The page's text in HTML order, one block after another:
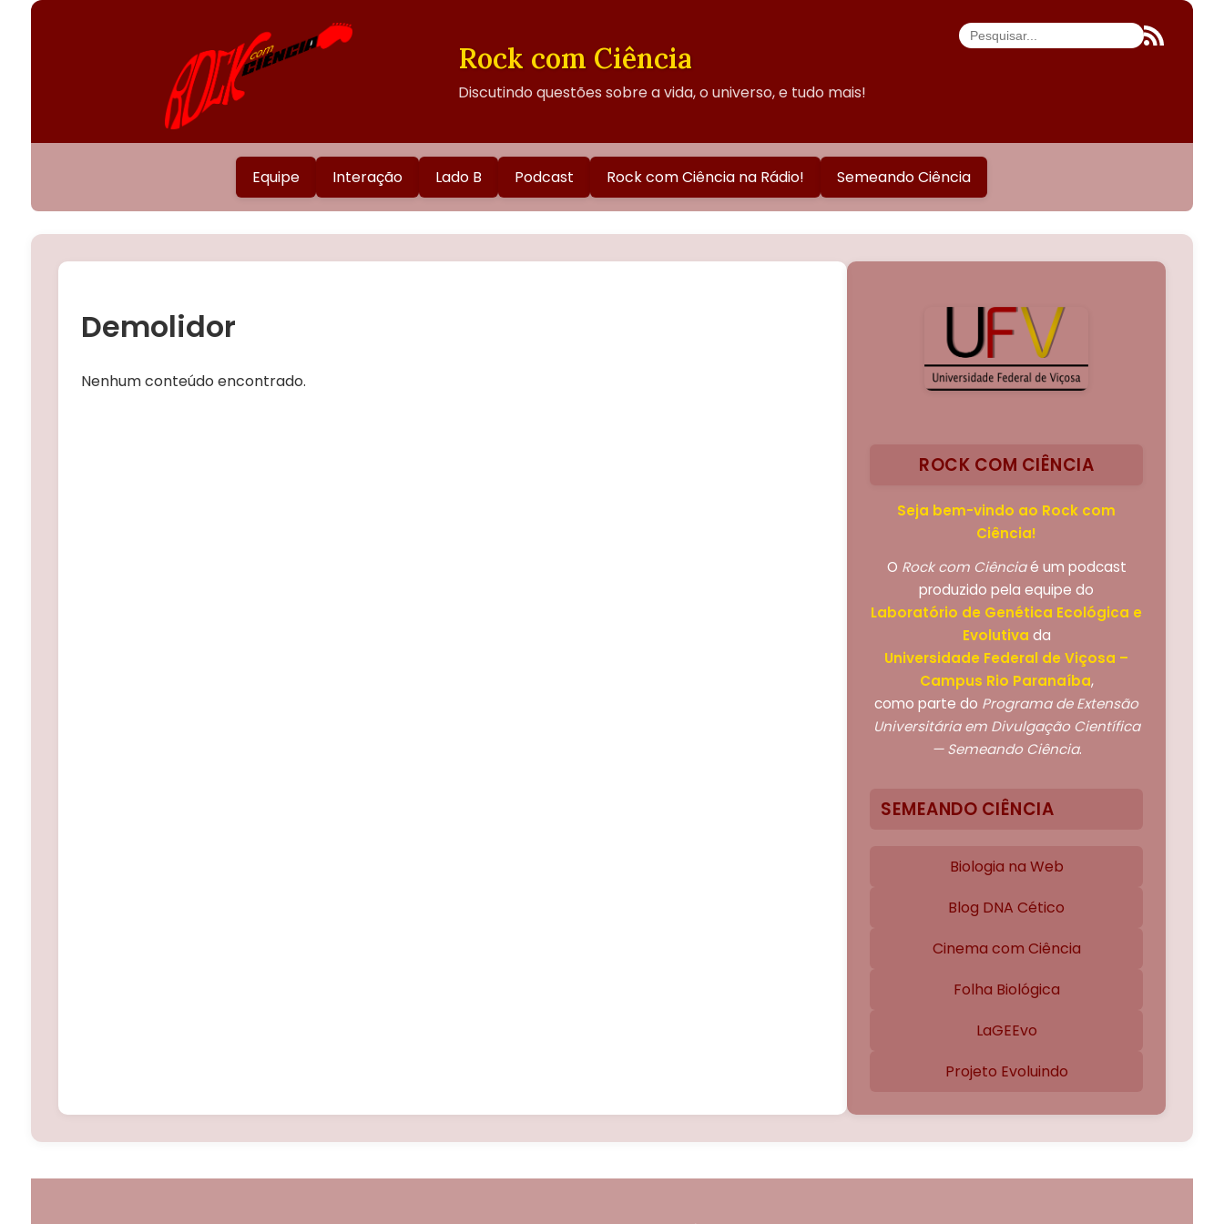
Rock com Ciência
Discutindo questões sobre a vida, o universo, e tudo mais!
Equipe Interação Lado B Podcast Rock com Ciência na Rádio! Semeando Ciência
Demolidor
Nenhum conteúdo encontrado.
ROCK COM CIÊNCIA
Seja bem-vindo ao Rock com
Ciência!
O Rock com Ciênciaé um podcast
produzido pela equipe do
Laboratório de Genética Ecológica e
Evolutiva da
Universidade Federal de Viçosa –
Campus Rio Paranaíba,
como parte do Programa de Extensão
Universitária em Divulgação Científica
— Semeando Ciência.
SEMEANDO CIÊNCIA
Biologia na Web
Blog DNA Cético
Cinema com Ciência
Folha Biológica
LaGEEvo
Projeto Evoluindo